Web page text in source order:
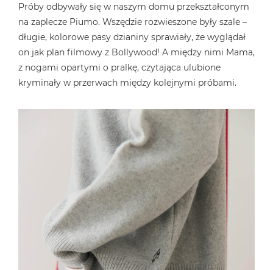
Próby odbywały się w naszym domu przekształconym
na zaplecze Piumo. Wszędzie rozwieszone były szale –
długie, kolorowe pasy dzianiny sprawiały, że wyglądał
on jak plan filmowy z Bollywood! A między nimi Mama,
z nogami opartymi o pralkę, czytająca ulubione
kryminały w przerwach między kolejnymi próbami.